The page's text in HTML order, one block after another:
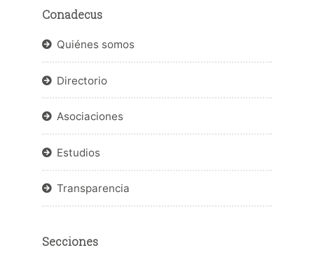
Conadecus
Quiénes somos
Directorio
Asociaciones
Estudios
Transparencia
Secciones